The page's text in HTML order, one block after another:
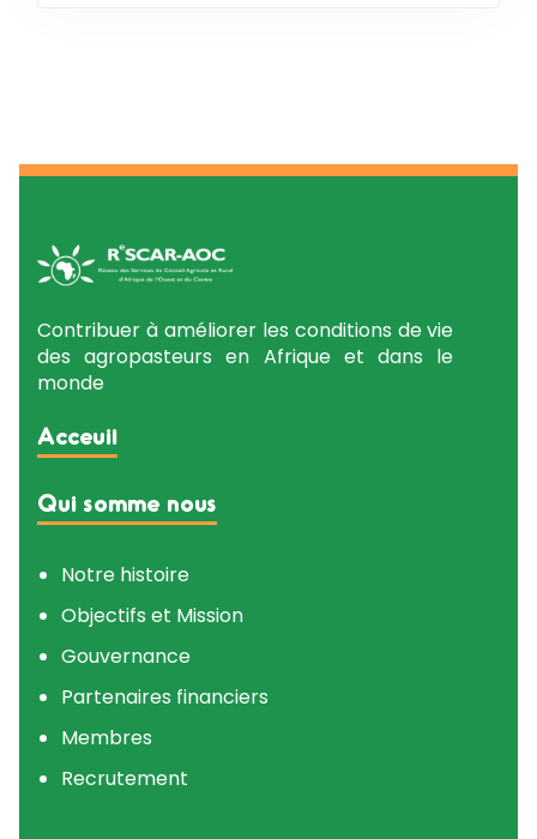
Contribuer à améliorer les conditions de vie
des agropasteurs en Afrique et dans le
monde
Acceuil
Qui somme nous
Notre histoire
Objectifs et Mission
Gouvernance
Partenaires financiers
Membres
Recrutement